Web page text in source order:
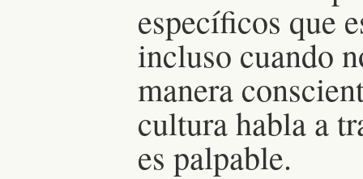
específicos que
incluso cuando
manera
cultura habla a
es palpable.